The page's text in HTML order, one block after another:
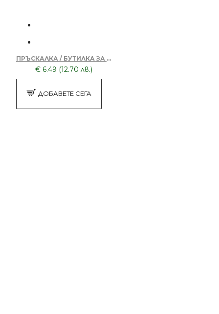
ПРЪСКАЛКА / БУТИЛКА ЗА ВОДА 200ML NA-13-200ML
€ 6.49 (12.70 лв.)
ДОБАВЕТЕ СЕГА